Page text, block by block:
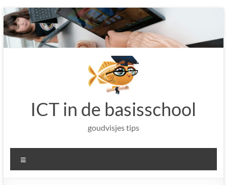
Ga
naar
de
inhoud
ICT in de basisschool
goudvisjes tips